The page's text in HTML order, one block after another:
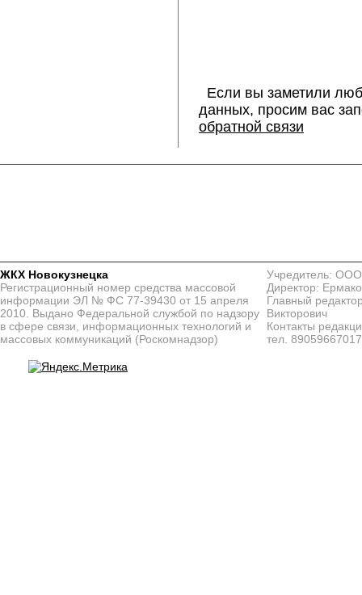
Если вы заметили
данных, просим вас
обратной связи
ЖКХ Новокузнецка
Регистрационный номер средства массовой
информации ЭЛ № ФС 77-39430 от 15 апреля
2010. Выдано Федеральной службой по надзору
в сфере связи, информационных технологий и
массовых коммуникаций (Роскомнадзор)
Учредитель:
Директор:
Главный
Викторович
Контакты
тел. 89059667017